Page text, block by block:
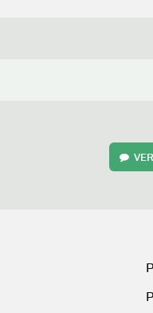
VER